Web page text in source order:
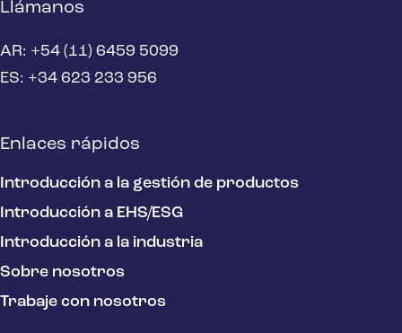
Llámanos
AR: +54 (11) 6459 5099
ES: +34 623 233 956
Enlaces rápidos
Introducción a la gestión de productos
Introducción a EHS/ESG
Introducción a la industria
Sobre nosotros
Trabaje con nosotros